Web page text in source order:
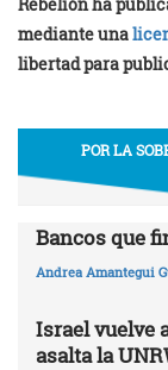
mediante una
libertad para
POR LA
Bancos que
Andrea Amantegui
Israel vuelve
asalta la